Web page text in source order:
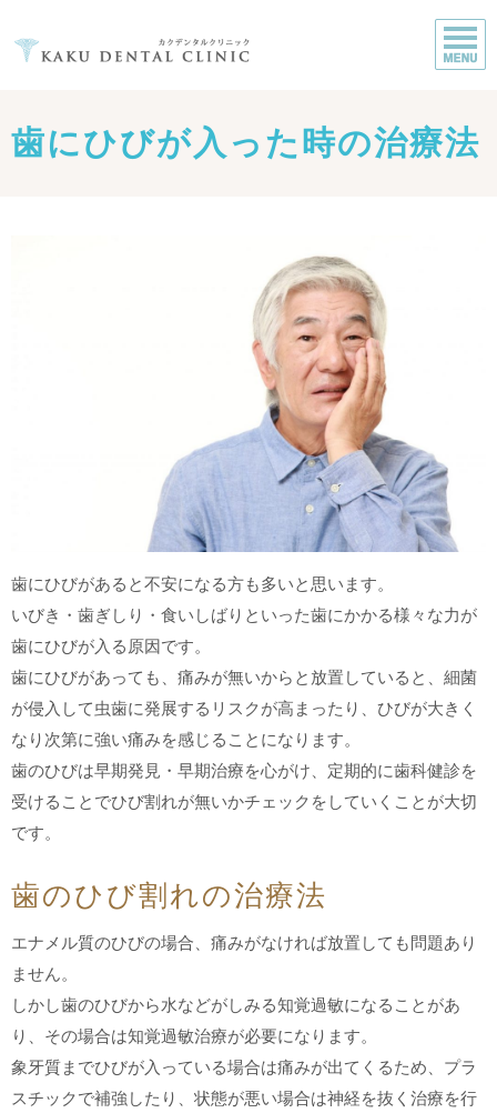
歯にひびが入った時の治療法
歯にひびがあると不安になる方も多いと思います。
いびき・歯ぎしり・食いしばりといった歯にかかる様々な力が
歯にひびが入る原因です。
歯にひびがあっても、痛みが無いからと放置していると、細菌
が侵入して虫歯に発展するリスクが高まったり、ひびが大きく
なり次第に強い痛みを感じることになります。
歯のひびは早期発見・早期治療を心がけ、定期的に歯科健診を
受けることでひび割れが無いかチェックをしていくことが大切
です。
歯のひび割れの治療法
エナメル質のひびの場合、痛みがなければ放置しても問題あり
ません。
しかし歯のひびから水などがしみる知覚過敏になることがあ
り、その場合は知覚過敏治療が必要になります。
象牙質までひびが入っている場合は痛みが出てくるため、プラ
スチックで補強したり、状態が悪い場合は神経を抜く治療を行